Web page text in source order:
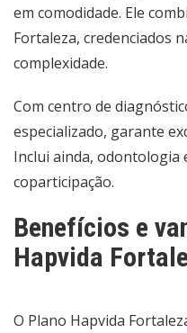
em comodidade. Ele
Fortaleza, credenciados
complexidade.
Com centro de
especializado, garante
Inclui ainda, odontologia
coparticipação.
Benefícios e
Hapvida
O Plano Hapvida